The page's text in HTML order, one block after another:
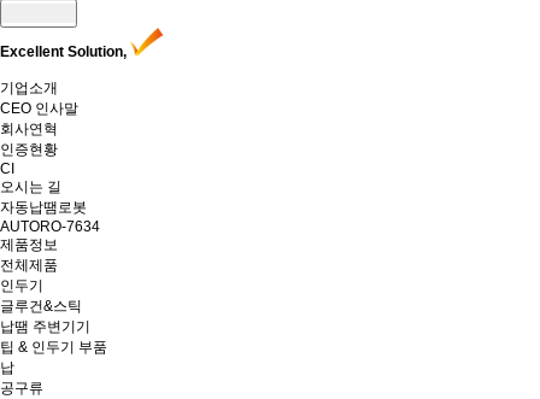
Excellent Solution,
기업소개
CEO 인사말
회사연혁
인증현황
CI
오시는 길
자동납땜로봇
AUTORO-7634
제품정보
전체제품
인두기
글루건&스틱
납땜 주변기기
팁 & 인두기 부품
납
공구류